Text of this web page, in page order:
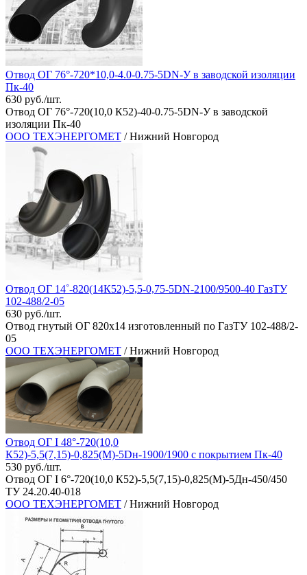
Отвод ОГ 76°-720*10,0-4.0-0.75-5DN-У в заводской изоляции
Пк-40
630 руб./шт.
Отвод ОГ 76°-720(10,0 К52)-40-0.75-5DN-У в заводской
изоляции Пк-40
ООО ТЕХЭНЕРГОМЕТ / Нижний Новгород
Отвод ОГ 14˚-820(14К52)-5,5-0,75-5DN-2100/9500-40 ГазТУ
102-488/2-05
630 руб./шт.
Отвод гнутый ОГ 820х14 изготовленный по ГазТУ 102-488/2-
05
ООО ТЕХЭНЕРГОМЕТ / Нижний Новгород
Отвод ОГ I 48°-720(10,0
К52)-5,5(7,15)-0,825(М)-5Dн-1900/1900 с покрытием Пк-40
530 руб./шт.
Отвод ОГ I 6°-720(10,0 К52)-5,5(7,15)-0,825(М)-5Дн-450/450
ТУ 24.20.40-018
ООО ТЕХЭНЕРГОМЕТ / Нижний Новгород